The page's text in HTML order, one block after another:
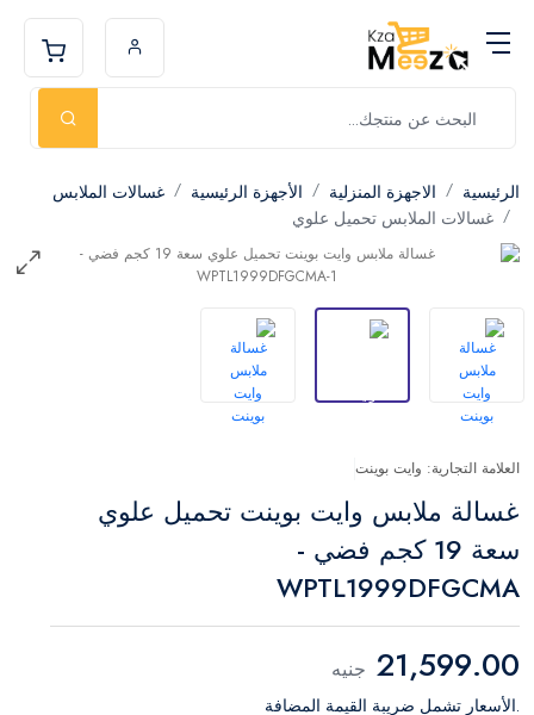
الرئيسية الاجهزة المنزلية الأجهزة الرئيسية
غسالات الملابس
غسالات الملابس تحميل علوي
العلامة التجارية: وايت بوينت
غسالة ملابس وايت بوينت تحميل علوي
سعة 19 كجم فضي -
WPTL1999DFGCMA
21,599.00 جنيه
.الأسعار تشمل ضريبة القيمة المضافة